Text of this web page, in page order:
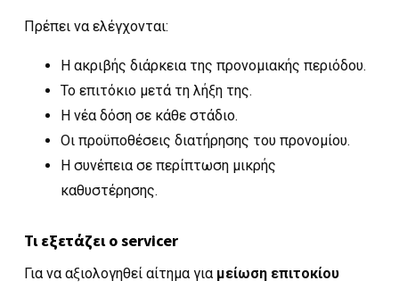
Πρέπει να ελέγχονται:
Η ακριβής διάρκεια της προνομιακής περιόδου.
Το επιτόκιο μετά τη λήξη της.
Η νέα δόση σε κάθε στάδιο.
Οι προϋποθέσεις διατήρησης του προνομίου.
Η συνέπεια σε περίπτωση μικρής
καθυστέρησης.
Τι εξετάζει ο servicer
Για να αξιολογηθεί αίτημα για μείωση επιτοκίου